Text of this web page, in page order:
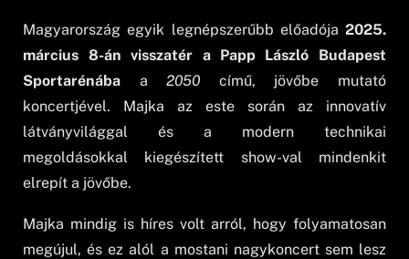
Magyarország egyik legnépszerűbb előadója 2025.
március 8-án visszatér a Papp László Budapest
Sportarénába a2050 című, jövőbe mutató
koncertjével. Majka az este során az innovatív
látványvilággal és a modern technikai
megoldásokkal kiegészített show-val mindenkit
elrepít a jövőbe.
Majka mindig is híres volt arról, hogy folyamatosan
megújul, és ez alól a mostani nagykoncert sem lesz